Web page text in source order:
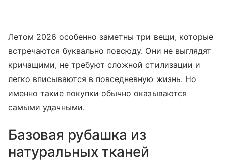
Летом 2026 особенно заметны три вещи, которые
встречаются буквально повсюду. Они не выглядят
кричащими, не требуют сложной стилизации и
легко вписываются в повседневную жизнь. Но
именно такие покупки обычно оказываются
самыми удачными.
Базовая рубашка из
натуральных тканей